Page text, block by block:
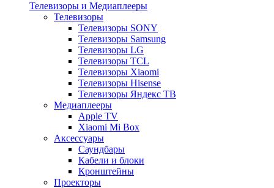
Телевизоры и Медиаплееры
Телевизоры
Телевизоры SONY
Телевизоры Samsung
Телевизоры LG
Телевизоры TCL
Телевизоры Xiaomi
Телевизоры Hisense
Телевизоры Яндекс ТВ
Медиаплееры
Apple TV
Xiaomi Mi Box
Аксессуары
Саундбары
Кабели и блоки
Кронштейны
Проекторы